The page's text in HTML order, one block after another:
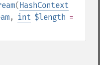
(HashContext
, int $length =